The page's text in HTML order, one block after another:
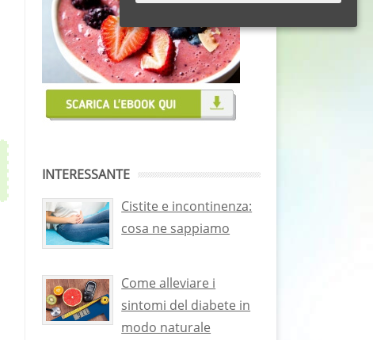
INTERESSANTE
Cistite e incontinenza:
cosa ne sappiamo
Come alleviare i
sintomi del diabete in
modo naturale